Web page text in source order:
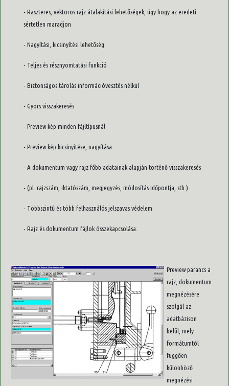
- Raszteres, vektoros rajz átalakítási lehetőségek, úgy hogy az eredeti
sértetlen maradjon
- Nagyítási, kicsinyítési lehetőség
- Teljes és résznyomtatási funkció
- Biztonságos tárolás információvesztés nélkül
- Gyors visszakeresés
- Preview kép minden fájltípusnál
- Preview kép kicsinyítése, nagyítása
- A dokumentum vagy rajz főbb adatainak alapján történő visszakeresés
- (pl. rajzszám, iktatószám, megjegyzés, módosítás időpontja, stb.)
- Többszintű és több felhasználós jelszavas védelem
- Rajz és dokumentum fájlok összekapcsolása.
Preview parancs a
rajz, dokumentum
megnézésére
szolgál az
adatbázison
belül, mely
formátumtól
függően
különböző
megnézési